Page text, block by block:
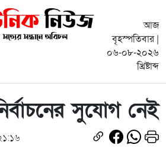
আজ
বৃহস্পতিবার |
০৬-০৮-২০২৬
খ্রিষ্টাব্দ
সুযোগ নেই